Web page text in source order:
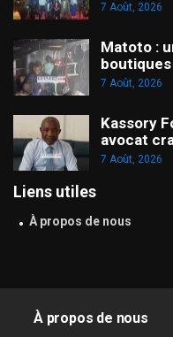
7 Août, 2026
Matoto :
7 Août, 2026
Kassory
avocat
7 Août, 2026
Liens utiles
À propos de nous
À propos de nous